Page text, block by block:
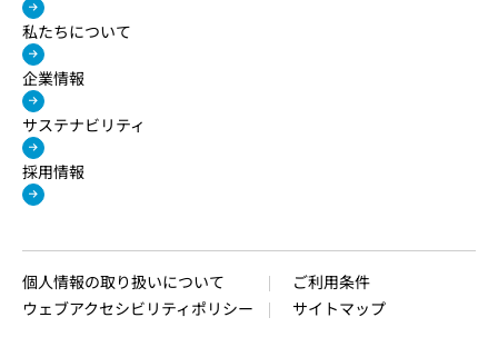
私たちについて
企業情報
サステナビリティ
採用情報
個人情報の取り扱いについて
ご利用条件
ウェブアクセシビリティポリシー
サイトマップ